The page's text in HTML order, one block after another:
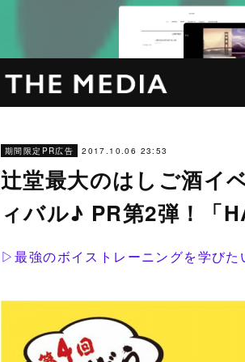
期間限定PR広告 2017.10.06 23:53
辻堂最大のはしご酒イ
ィバル♪ PR第2弾！「
▷最強のボイストレーニングを学び